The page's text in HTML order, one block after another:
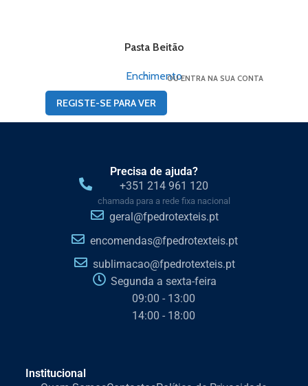
Pasta Beitão
Enchimento
REGISTE-SE PARA VER
OU ENTRA NA SUA CONTA
Institucional
Precisa de ajuda?
+351 214 961 120
chamada para a rede fixa nacional
geral@fpedrotexteis.pt
encomendas@fpedrotexteis.pt
sublimacao@fpedrotexteis.pt
Segunda a sexta-feira
09:00 - 13:00
14:00 - 18:00